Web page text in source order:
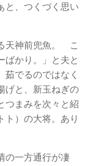
と、つくづく思い
天神前兜魚。 こ
ばかり。」と夫と
茹でるのではなく
げと、新玉ねぎの
つまみを次々と紹
ト）の大将。あり
の一方通行が凄